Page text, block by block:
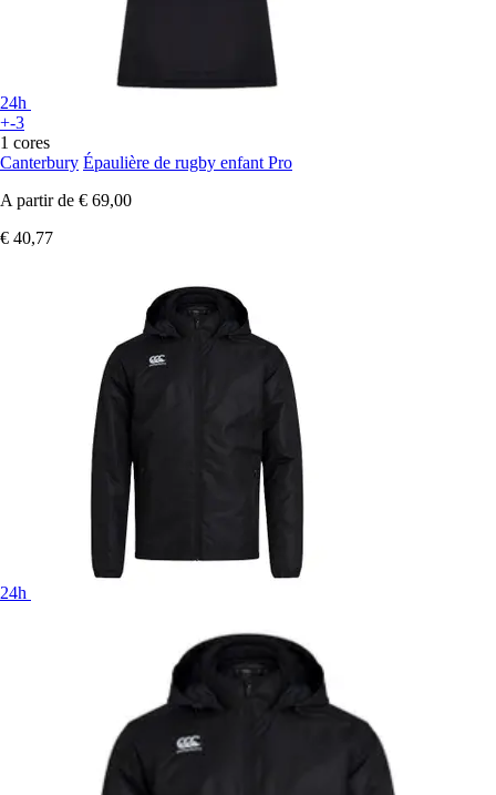
24h
+-3
1 cores
Canterbury Épaulière de rugby enfant Pro
A partir de € 69,00
€ 40,77
24h